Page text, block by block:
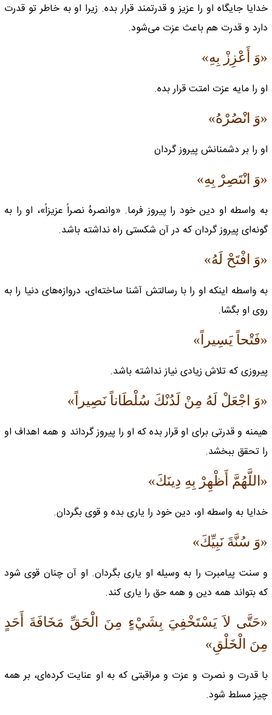
خدایا جایگاه او را عزیز و قدرتمند قرار بده. زیرا او به خاطر تو قدرت
دارد و قدرت هم باعث عزت می‌شود.
«وَ أَعْزِزْ بِهِ»
او را مایه عزت امتت قرار بده.
«وَ انْصُرْهُ»
او را بر دشمنانش پیروز گردان
«وَ انْتَصِرْ بِهِ»
به واسطه او دین خود را پیروز فرما. «وانصرهُ نصراً عزیزاً»، او را به
گونه‌ای پیروز گردان که در آن شکستی راه نداشته باشد.
«وَ افْتَحْ لَهُ»
به واسطه اینکه او را با رسالتش آشنا ساخته‌ای، دروازه‌های دنیا را به
روی او بگشا.
«فَتْحاً يَسِيراً»
پیروزی که تلاش زیادی نیاز نداشته باشد.
«وَ اجْعَلْ لَهُ مِنْ لَدُنْكَ سُلْطَاناً نَصِيراً»
هیمنه و قدرتی برای او قرار بده که او را پیروز گرداند و همه اهداف او
را تحقق ببخشد.
«اللَّهُمَّ أَظْهِرْ بِهِ دِينَكَ»
خدایا به واسطه او، دین خود را یاری بده و قوی بگردان.
«وَ سُنَّةَ نَبِيِّكَ»
و سنت پیامبرت را به وسیله او یاری بگردان. او آن چنان قوی شود
که بتواند همه دین و همه حق را یاری کند.
«حَتَّى لاَ يَسْتَخْفِيَ بِشَيْ‏ءٍ مِنَ الْحَقِّ مَخَافَةَ أَحَدٍ
مِنَ الْخَلْقِ‏»
با قدرت و نصرت و عزت و مراقبتی که به او عنایت کرده‌ای، بر همه
چیز مسلط شود.